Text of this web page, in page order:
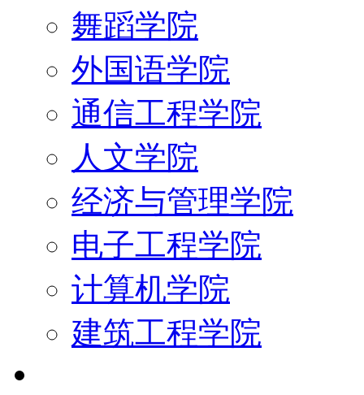
舞蹈学院
外国语学院
通信工程学院
人文学院
经济与管理学院
电子工程学院
计算机学院
建筑工程学院